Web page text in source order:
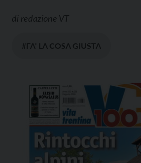
di redazione VT
#FA' LA COSA GIUSTA